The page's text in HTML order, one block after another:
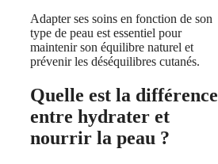
Adapter ses soins en fonction de son
type de peau est essentiel pour
maintenir son équilibre naturel et
prévenir les déséquilibres cutanés.
Quelle est la différence
entre hydrater et
nourrir la peau ?